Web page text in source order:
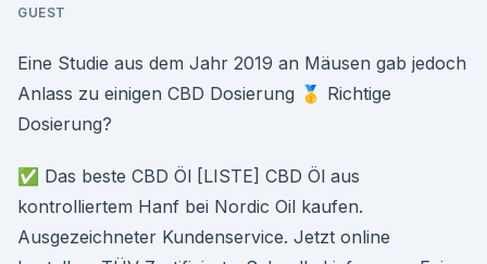
GUEST
Eine Studie aus dem Jahr 2019 an Mäusen gab jedoch
Anlass zu einigen CBD Dosierung 🥇 Richtige
Dosierung?
✅ Das beste CBD Öl [LISTE] CBD Öl aus
kontrolliertem Hanf bei Nordic Oil kaufen.
Ausgezeichneter Kundenservice. Jetzt online